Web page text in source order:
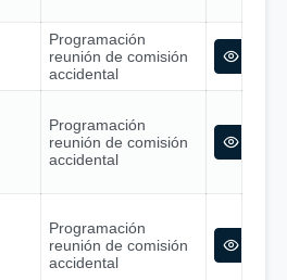
Programación
reunión de comisión
accidental
Programación
reunión de comisión
accidental
Programación
reunión de comisión
accidental